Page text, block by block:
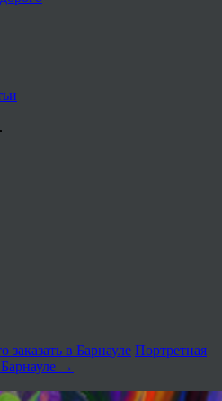
заказать в Барнауле Портретная
→